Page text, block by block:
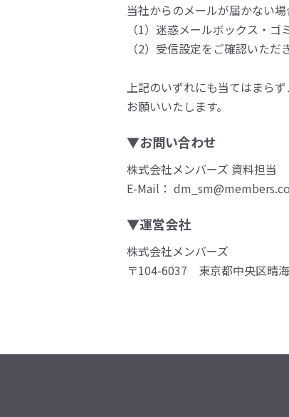
当社からのメールが届かない
（1）迷惑メールボックス・ゴ
（2）受信設定をご確認いた
上記のいずれにも当てはまら
お願いいたします。
▼お問い合わせ
株式会社メンバーズ 資料担当
E-Mail：
▼運営会社
株式会社メンバーズ
〒104-6037 東京都中央区晴海